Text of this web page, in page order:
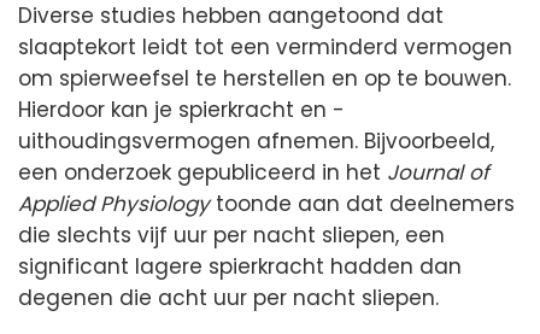
Diverse studies hebben aangetoond dat
slaaptekort leidt tot een verminderd vermogen
om spierweefsel te herstellen en op te bouwen.
Hierdoor kan je spierkracht en -
uithoudingsvermogen afnemen. Bijvoorbeeld,
een onderzoek gepubliceerd in het Journal of
Applied Physiologytoonde aan dat deelnemers
die slechts vijf uur per nacht sliepen, een
significant lagere spierkracht hadden dan
degenen die acht uur per nacht sliepen.